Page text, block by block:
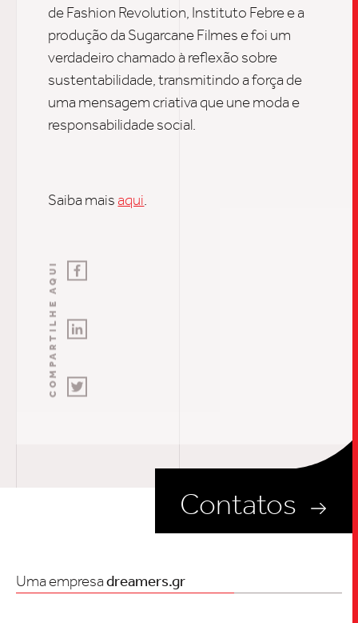
de Fashion Revolution, Instituto Febre e a
produção da Sugarcane Filmes e foi um
verdadeiro chamado à reflexão sobre
sustentabilidade, transmitindo a força de
uma mensagem criativa que une moda e
responsabilidade social.
Saiba mais aqui.
COMPARTILHE AQUI
Contatos
Uma empresadreamers.gr